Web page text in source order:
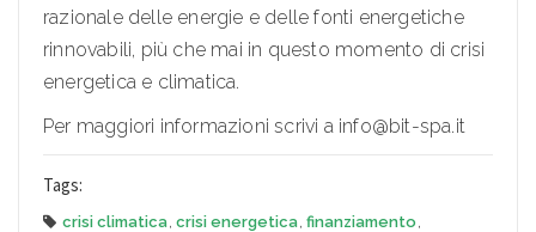
razionale delle energie e delle fonti energetiche
rinnovabili, più che mai in questo momento di crisi
energetica e climatica.
Per maggiori informazioni scrivi a info@bit-spa.it
Tags:
crisi climatica, crisi energetica, finanziamento,